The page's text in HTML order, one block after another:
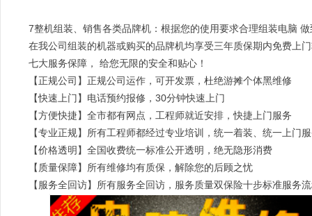
7整机组装、销售各类品牌机：根据您的使用要求合理组装电脑
在我公司组装的机器或购买的品牌机均享受三年质保期内免费上
七大服务保障， 给您无限的安全和贴心！
【正规公司】正规公司运作，可开发票，杜绝游摊个体黑维修
【快速上门】电话预约报修，30分钟快速上门
【方便快捷】全市都有网点，工程师就近安排，快捷上门服务
【专业正规】所有工程师都经过专业培训，统一着装、统一上门
【价格透明】全国收费统一标准公开透明，绝无隐形消费
【质量保障】所有维修均有质保，解除您的后顾之忧
【服务全回访】所有服务全回访，服务质量双保险十步标准服务